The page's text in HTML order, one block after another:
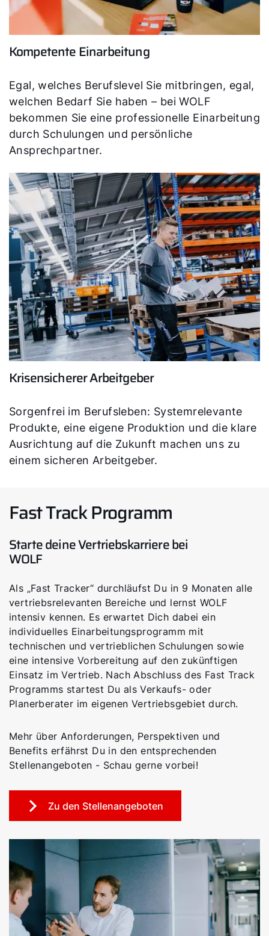
Kompetente Einarbeitung
Egal, welches Berufslevel Sie mitbringen, egal,
welchen Bedarf Sie haben – bei WOLF
bekommen Sie eine professionelle Einarbeitung
durch Schulungen und persönliche
Ansprechpartner.
Krisensicherer Arbeitgeber
Sorgenfrei im Berufsleben: Systemrelevante
Produkte, eine eigene Produktion und die klare
Ausrichtung auf die Zukunft machen uns zu
einem sicheren Arbeitgeber.
Fast Track Programm
Starte deine Vertriebskarriere bei
WOLF
Als „Fast Tracker“ durchläufst Du in 9 Monaten alle
vertriebsrelevanten Bereiche und lernst WOLF
intensiv kennen. Es erwartet Dich dabei ein
individuelles Einarbeitungsprogramm mit
technischen und vertrieblichen Schulungen sowie
eine intensive Vorbereitung auf den zukünftigen
Einsatz im Vertrieb. Nach Abschluss des Fast Track
Programms startest Du als Verkaufs- oder
Planerberater im eigenen Vertriebsgebiet durch.
Mehr über Anforderungen, Perspektiven und
Benefits erfährst Du in den entsprechenden
Stellenangeboten - Schau gerne vorbei!
Zu den Stellenangeboten